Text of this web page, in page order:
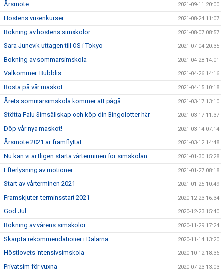
Årsmöte 2021-09-11 20:00
Höstens vuxenkurser 2021-08-24 11:07
Bokning av höstens simskolor 2021-08-07 08:57
Sara Junevik uttagen till OS i Tokyo 2021-07-04 20:35
Bokning av sommarsimskola 2021-04-28 14:01
Välkommen Bubblis 2021-04-26 14:16
Rösta på vår maskot 2021-04-15 10:18
Årets sommarsimskola kommer att pågå 2021-03-17 13:10
Stötta Falu Simsällskap och köp din Bingolotter här 2021-03-17 11:37
Döp vår nya maskot! 2021-03-14 07:14
Årsmöte 2021 är framflyttat 2021-03-12 14:48
Nu kan vi äntligen starta vårterminen för simskolan 2021-01-30 15:28
Efterlysning av motioner 2021-01-27 08:18
Start av vårterminen 2021 2021-01-25 10:49
Framskjuten terminsstart 2021 2020-12-23 16:34
God Jul 2020-12-23 15:40
Bokning av vårens simskolor 2020-11-29 17:24
Skärpta rekommendationer i Dalarna 2020-11-14 13:20
Höstlovets intensivsimskola 2020-10-12 18:36
Privatsim för vuxna 2020-07-23 13:03